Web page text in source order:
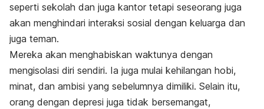
seperti sekolah dan juga kantor tetapi seseorang juga
akan menghindari interaksi sosial dengan keluarga dan
juga teman.
Mereka akan menghabiskan waktunya dengan
mengisolasi diri sendiri. Ia juga mulai kehilangan hobi,
minat, dan ambisi yang sebelumnya dimiliki. Selain itu,
orang dengan depresi juga tidak bersemangat,